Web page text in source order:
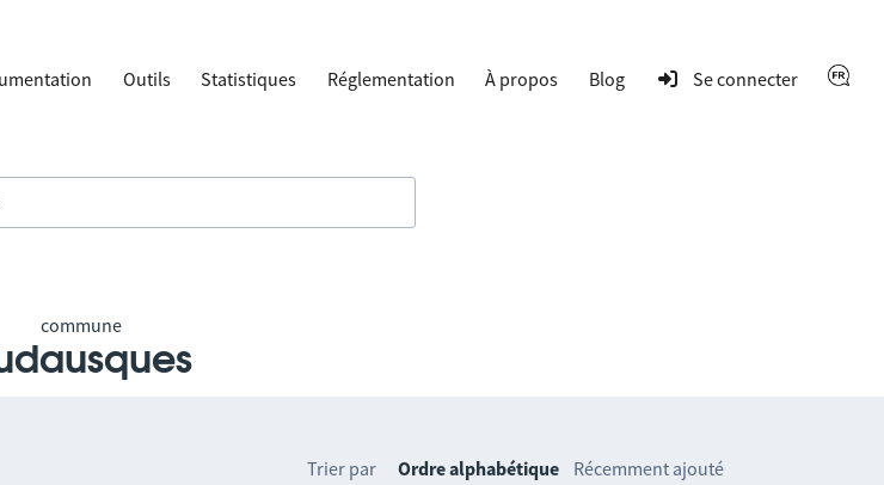
Outils Statistiques Réglementation À propos Blog Se connecter
commune
Trier par Ordre alphabétique Récemment ajouté